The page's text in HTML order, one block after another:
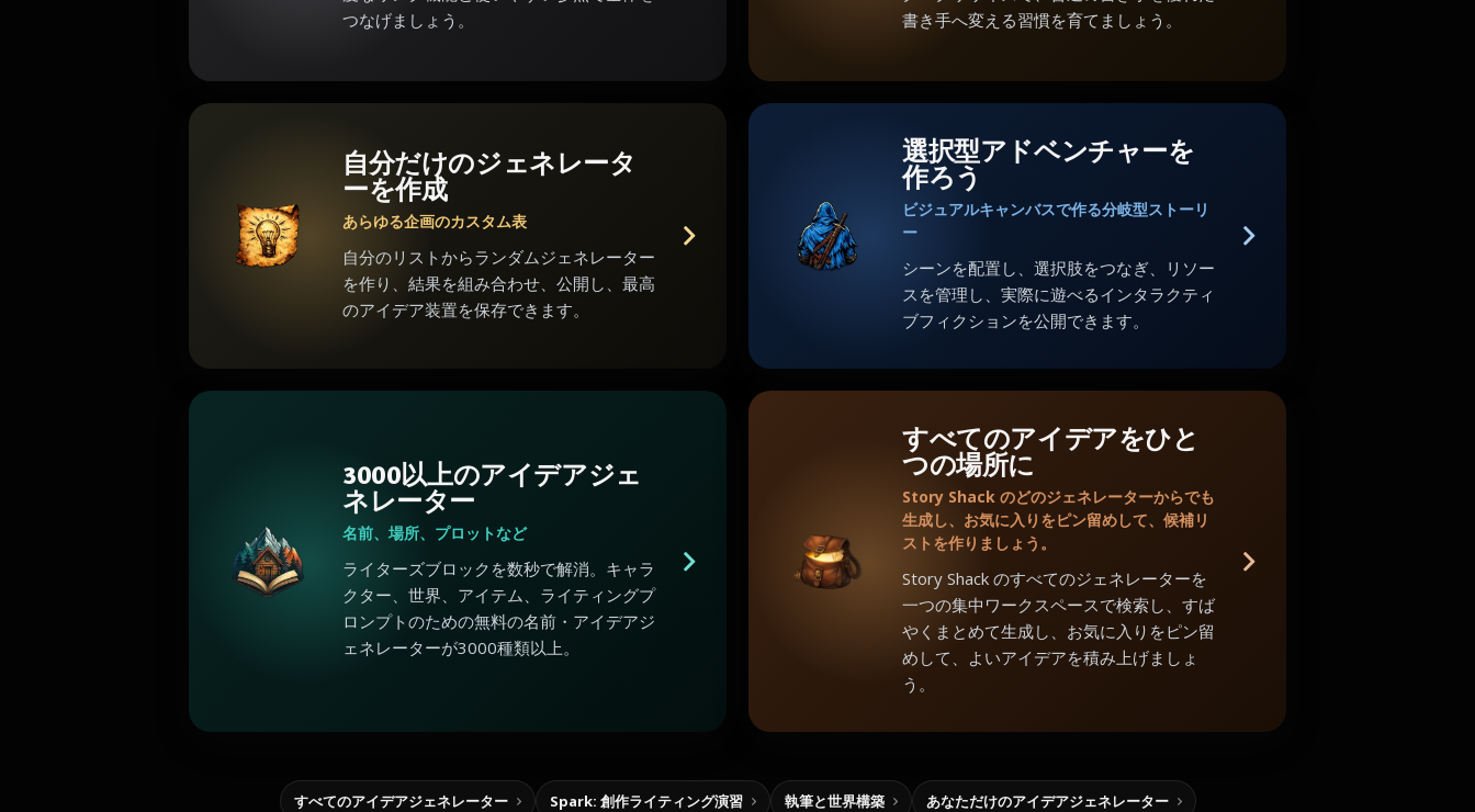
つなげましょう。
書き手へ変える習慣を育てましょう。
自分だけのジェネレータ
ーを作成
あらゆる企画のカスタム表
自分のリストからランダムジェネレーター
を作り、結果を組み合わせ、公開し、最高
のアイデア装置を保存できます。
選択型アドベンチャーを
作ろう
ビジュアルキャンバスで作る分岐型ストーリ
ー
シーンを配置し、選択肢をつなぎ、リソー
スを管理し、実際に遊べるインタラクティ
ブフィクションを公開できます。
3000以上のアイデアジェ
ネレーター
名前、場所、プロットなど
ライターズブロックを数秒で解消。キャラ
クター、世界、アイテム、ライティングプ
ロンプトのための無料の名前・アイデアジ
ェネレーターが3000種類以上。
すべてのアイデアをひと
つの場所に
Story Shack のどのジェネレーターからでも
生成し、お気に入りをピン留めして、候補リ
ストを作りましょう。
Story Shack のすべてのジェネレーターを
一つの集中ワークスペースで検索し、すば
やくまとめて生成し、お気に入りをピン留
めして、よいアイデアを積み上げましょ
う。
すべてのアイデアジェネレーター Spark: 創作ライティング演習 執筆と世界構築 あなただけのアイデアジェネレーター